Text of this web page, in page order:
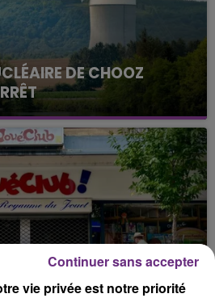
DE CHOOZ
que la centrale
est à l'arrêt. Une situation
intense qui est toujours
DE REIMS FERME
vie privée est notre priorité
Continuer sans accepter